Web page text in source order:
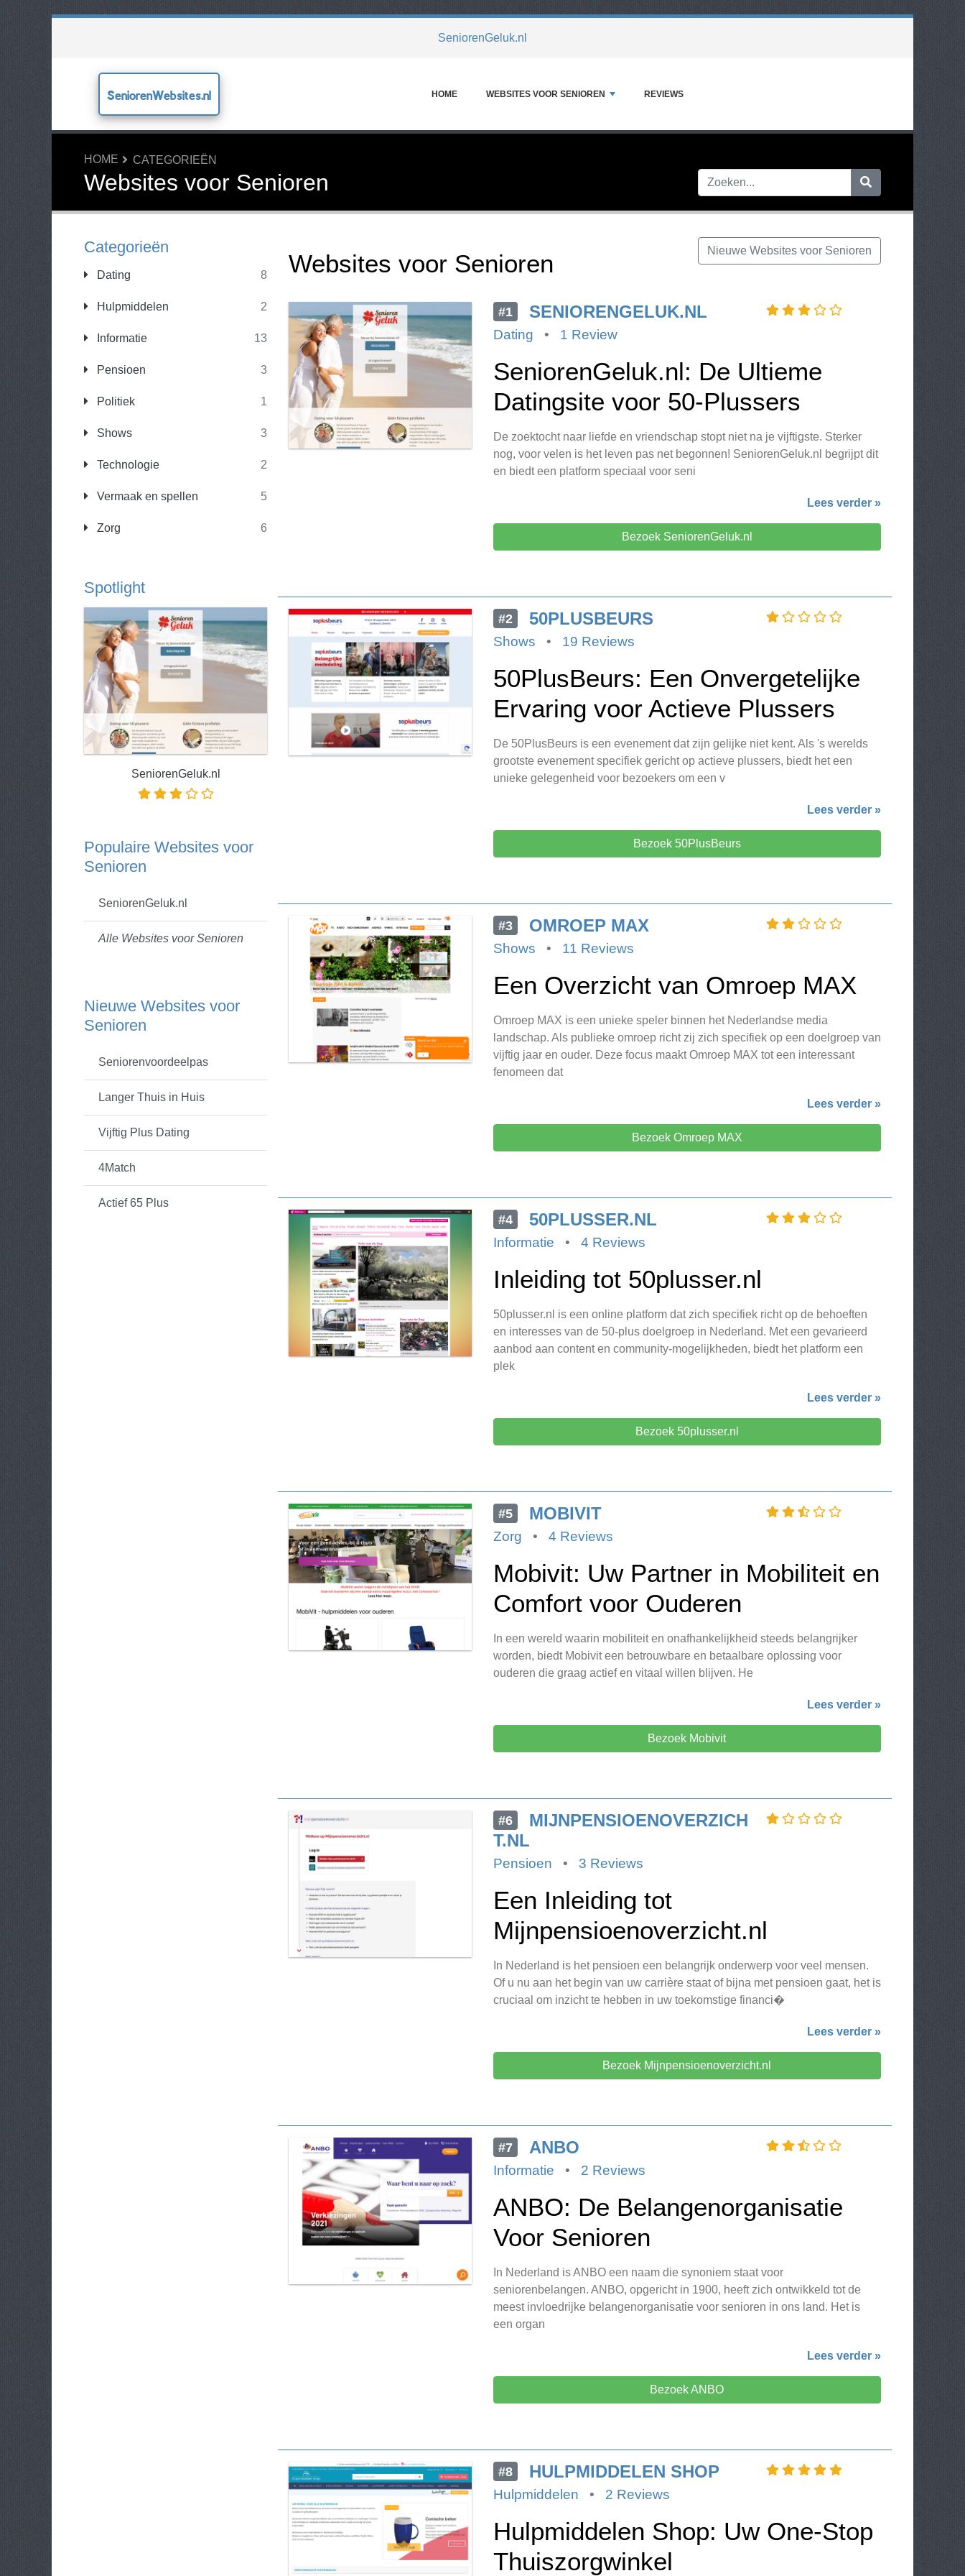
SeniorenGeluk.nl
SeniorenWebsites.nl HOME WEBSITES VOOR SENIOREN REVIEWS
HOME CATEGORIEËN
Websites voor Senioren
Categorieën
Dating 8
Hulpmiddelen 2
Informatie 13
Pensioen 3
Politiek 1
Shows 3
Technologie 2
Vermaak en spellen 5
Zorg 6
Spotlight
SeniorenGeluk.nl
Populaire Websites voor
Senioren
SeniorenGeluk.nl
Alle Websites voor Senioren
Nieuwe Websites voor
Senioren
Seniorenvoordeelpas
Langer Thuis in Huis
Vijftig Plus Dating
4Match
Actief 65 Plus
Nieuwe Websites voor Senioren
Websites voor Senioren
#1 SENIORENGELUK.NL
Dating • 1 Review
SeniorenGeluk.nl: De Ultieme
Datingsite voor 50-Plussers
De zoektocht naar liefde en vriendschap stopt niet na je vijftigste. Sterker
nog, voor velen is het leven pas net begonnen! SeniorenGeluk.nl begrijpt dit
en biedt een platform speciaal voor seni
Lees verder »
Bezoek SeniorenGeluk.nl
#2 50PLUSBEURS
Shows • 19 Reviews
50PlusBeurs: Een Onvergetelijke
Ervaring voor Actieve Plussers
De 50PlusBeurs is een evenement dat zijn gelijke niet kent. Als 's werelds
grootste evenement specifiek gericht op actieve plussers, biedt het een
unieke gelegenheid voor bezoekers om een v
Lees verder »
Bezoek 50PlusBeurs
#3 OMROEP MAX
Shows • 11 Reviews
Een Overzicht van Omroep MAX
Omroep MAX is een unieke speler binnen het Nederlandse media
landschap. Als publieke omroep richt zij zich specifiek op een doelgroep van
vijftig jaar en ouder. Deze focus maakt Omroep MAX tot een interessant
fenomeen dat
Lees verder »
Bezoek Omroep MAX
#4 50PLUSSER.NL
Informatie • 4 Reviews
Inleiding tot 50plusser.nl
50plusser.nl is een online platform dat zich specifiek richt op de behoeften
en interesses van de 50-plus doelgroep in Nederland. Met een gevarieerd
aanbod aan content en community-mogelijkheden, biedt het platform een
plek
Lees verder »
Bezoek 50plusser.nl
#5 MOBIVIT
Zorg • 4 Reviews
Mobivit: Uw Partner in Mobiliteit en
Comfort voor Ouderen
In een wereld waarin mobiliteit en onafhankelijkheid steeds belangrijker
worden, biedt Mobivit een betrouwbare en betaalbare oplossing voor
ouderen die graag actief en vitaal willen blijven. He
Lees verder »
Bezoek Mobivit
#6
MIJNPENSIOENOVERZICH
T.NL
Pensioen • 3 Reviews
Een Inleiding tot
Mijnpensioenoverzicht.nl
In Nederland is het pensioen een belangrijk onderwerp voor veel mensen.
Of u nu aan het begin van uw carrière staat of bijna met pensioen gaat, het is
cruciaal om inzicht te hebben in uw toekomstige financi�
Lees verder »
Bezoek Mijnpensioenoverzicht.nl
#7 ANBO
Informatie • 2 Reviews
ANBO: De Belangenorganisatie
Voor Senioren
In Nederland is ANBO een naam die synoniem staat voor
seniorenbelangen. ANBO, opgericht in 1900, heeft zich ontwikkeld tot de
meest invloedrijke belangenorganisatie voor senioren in ons land. Het is
een organ
Lees verder »
Bezoek ANBO
#8 HULPMIDDELEN SHOP
Hulpmiddelen • 2 Reviews
Hulpmiddelen Shop: Uw One-Stop
Thuiszorgwinkel